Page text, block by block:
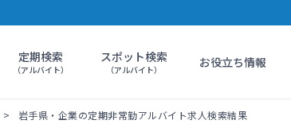
定期検索
（アルバイト）
スポット検索
（アルバイト） お役立ち情報
岩手県・企業の定期非常勤アルバイト求人検索結果